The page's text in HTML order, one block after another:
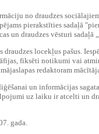
no draudzes
pierakstīties sadaļā
un draudzes vēsturi
draudzes locekļus pašus.
fiksēti notikumi vai
redaktoram
un informācijas
uz laiku ir atcelti un
gada.